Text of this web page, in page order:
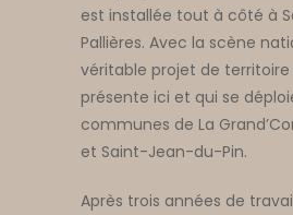
est installée tout à côté à
Pallières. Avec la scène
véritable projet de territoire
présente ici et qui se
communes de La
et Saint-Jean-du-Pin.
Après trois années de